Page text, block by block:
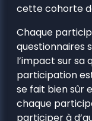
cette cohorte
Chaque
questionnaires
l’impact sur sa
participation
se fait bien sûr
chaque
participer à